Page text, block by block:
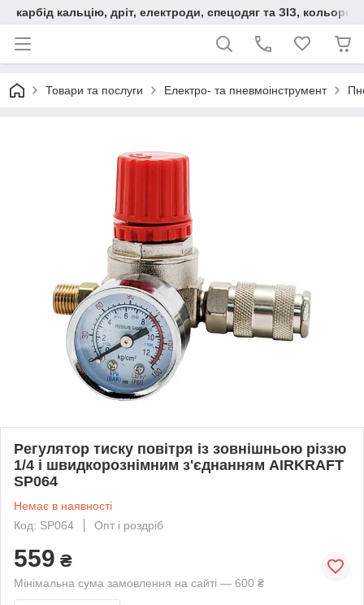
карбід кальцію, дріт, електроди, спецодяг та ЗІЗ,
Товари та послуги Електро- та пневмоінструмент
Регулятор тиску повітря із зовнішньою різзю
1/4 і швидкорознімним з'єднанням AIRKRAFT
SP064
Немає в наявності
Код: SP064
Опт і роздріб
559 ₴
Мінімальна сума замовлення на сайті — 600 ₴